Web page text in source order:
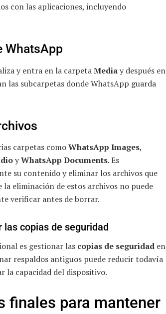
con las aplicaciones, incluyendo
WhatsApp
y entra en la carpetaMediay después en
las subcarpetas donde WhatsApp guarda
carpetas comoWhatsApp Images,
yWhatsApp Documents. Es
su contenido y eliminar los archivos que
la eliminación de estos archivos no puede
verificar antes de borrar.
copias de seguridad
es gestionar las copias de seguridad en
respaldos antiguos puede reducir todavía
la capacidad del dispositivo.
finales para mantener